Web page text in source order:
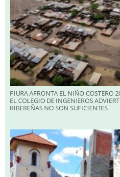
PIURA AFRONTA EL NIÑO COSTERO
EL COLEGIO DE INGENIEROS
RIBEREÑAS NO SON SUFICIENTES